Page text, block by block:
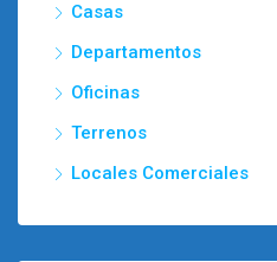
Casas
Departamentos
Oficinas
Terrenos
Locales Comerciales